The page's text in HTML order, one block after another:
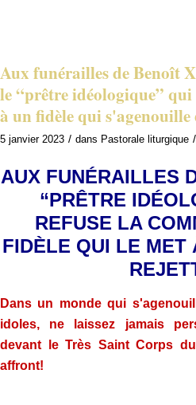
Aux funérailles de Benoît
le “prêtre idéologique”
à un fidèle qui s'agenouille
5 janvier 2023 / dans Pastorale liturgique /
AUX FUNÉRAILLES
“PRÊTRE
REFUSE LA
FIDÈLE QUI LE MET
Dans un monde qui
idoles, ne laissez jamais
devant le Très Saint Corps
affront!